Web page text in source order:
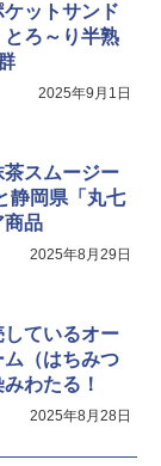
ケットサンド
ろ～り半熟
2025年9月1日
茶スムージー
静岡県「丸七
商品
2025年8月29日
しているオー
（はちみつ
わたる！
2025年8月28日